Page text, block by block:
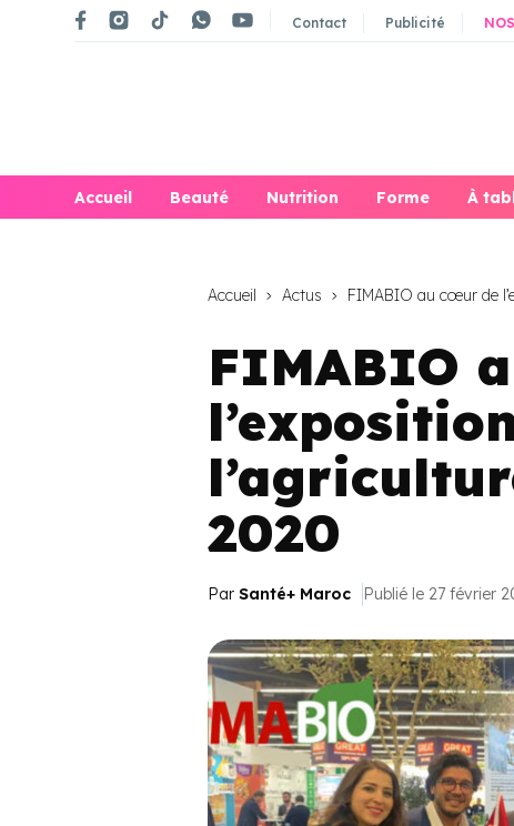
Contact Publicité
Accueil Beauté Nutrition Forme À
Accueil Actus FIMABIO au cœur de
FIMABIO
2020
Par Santé+ Maroc Publié le 27 février